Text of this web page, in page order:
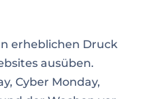
erheblichen Druck
ausüben.
Cyber Monday,